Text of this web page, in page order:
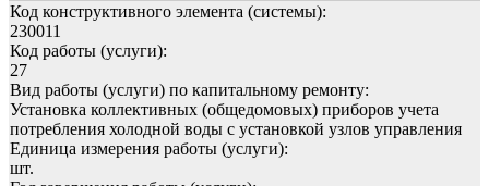
Код конструктивного элемента (системы):
230011
Код работы (услуги):
27
Вид работы (услуги) по капитальному ремонту:
Установка коллективных (общедомовых) приборов учета
потребления холодной воды с установкой узлов управления
Единица измерения работы (услуги):
шт.